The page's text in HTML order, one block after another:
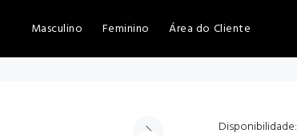
Masculino Feminino Área do Cliente
Disponibilidade: